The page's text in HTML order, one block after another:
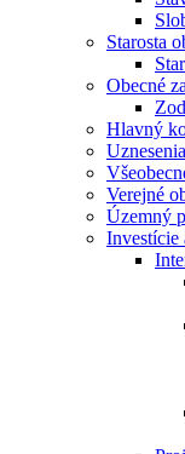
Starosta
Obecné
Hlavný
Verejné
Územný
Investície